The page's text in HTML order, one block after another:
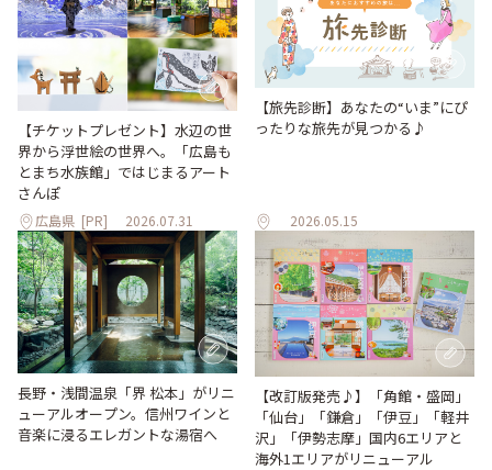
【チケットプレゼント】水辺の世
界から浮世絵の世界へ。「広島も
とまち水族館」ではじまるアート
さんぽ
広島県 [PR] 2026.07.31
【旅先診断】あなたの“いま”にぴ
ったりな旅先が見つかる♪
2026.05.15
長野・浅間温泉「界 松本」がリニ
ューアルオープン。信州ワインと
音楽に浸るエレガントな湯宿へ
【改訂版発売♪】「角館・盛岡」
「仙台」「鎌倉」「伊豆」「軽井
沢」「伊勢志摩」国内6エリアと
海外1エリアがリニューアル